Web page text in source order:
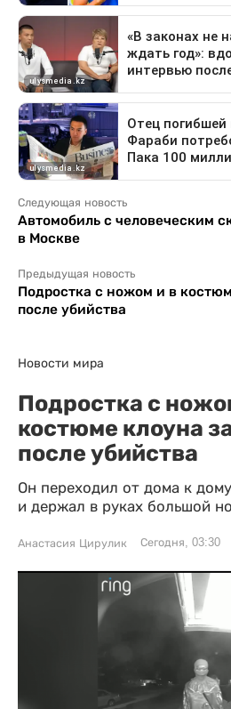
Следующая новость
Автомобиль с человеческим
в Москве
Предыдущая новость
Подростка с ножом и в
после убийства
Новости мира
Подростка с
костюме клоуна
после убийства
Он переходил от дома к
и держал в руках большой
Анастасия Цирулик Сегодня, 03:30